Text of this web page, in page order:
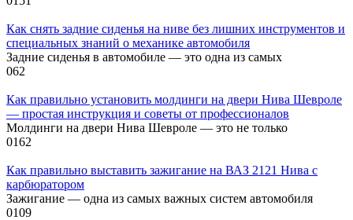
Как снять задние сиденья на ниве без лишних инструментов и
специальных знаний о механике автомобиля
Задние сиденья в автомобиле — это одна из самых
062
Как правильно установить молдинги на двери Нива Шевроле
— простая инструкция и советы от профессионалов
Молдинги на двери Нива Шевроле — это не только
0162
Как правильно выставить зажигание на ВАЗ 2121 Нива с
карбюратором
Зажигание — одна из самых важных систем автомобиля
0109